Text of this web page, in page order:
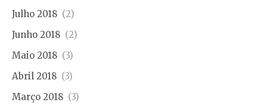
Julho 2018 (2)
Junho 2018 (2)
Maio 2018 (3)
Abril 2018 (3)
Março 2018 (3)